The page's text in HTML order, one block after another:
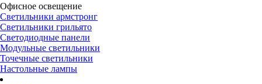
Офисное освещение
Светильники армстронг
Светильники грильято
Светодиодные панели
Модульные светильники
Точечные светильники
Настольные лампы